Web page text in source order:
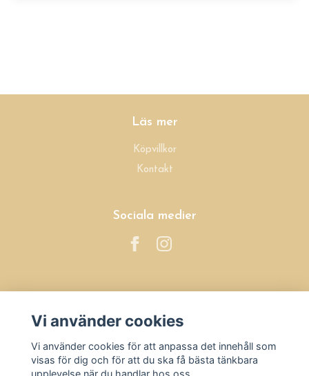
Läs mer
Köpvillkor
Kontakt
Sociala medier
Vi använder cookies
Vi använder cookies för att anpassa det innehåll som
visas för dig och för att du ska få bästa tänkbara
upplevelse när du handlar hos oss.